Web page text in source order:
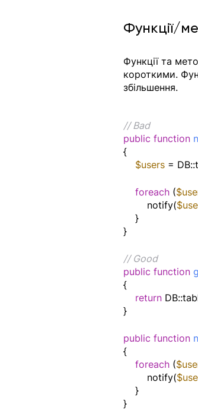
Функції/
Функції та
короткими.
збільшення.
// Bad
public function
{
$users =
foreach (
        notify(
    }
}
// Good
public function
{
return
}
public function
{
foreach (
        notify(
    }
}